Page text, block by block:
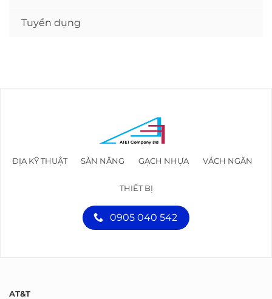
Tuyển dụng
ĐỊA KỸ THUẬT SÀN NÂNG GẠCH NHỰA VÁCH NGĂN
THIẾT BỊ
0905 040 542
AT&T